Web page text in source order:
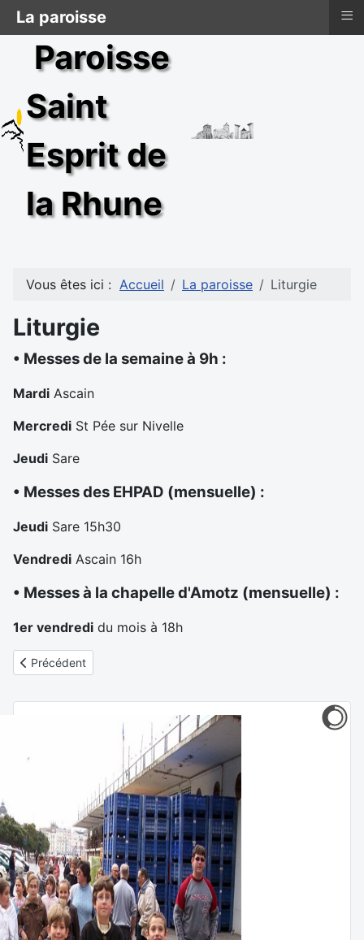
Paroisse
Saint
Esprit de
la Rhune
Vous êtes ici : Accueil La paroisse Liturgie
Liturgie
• Messes de la semaine à 9h :
Mardi Ascain
Mercredi St Pée sur Nivelle
Jeudi Sare
• Messes des EHPAD (mensuelle) :
Jeudi Sare 15h30
Vendredi Ascain 16h
• Messes à la chapelle d'Amotz (mensuelle) :
1er vendredi du mois à 18h
Article précédent : Les prêtres à votre service
Précédent
La paroisse ≡